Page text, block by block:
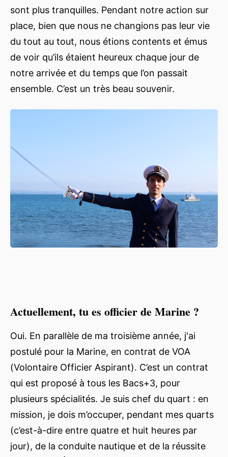
sont plus tranquilles. Pendant notre action sur
place, bien que nous ne changions pas leur vie
du tout au tout, nous étions contents et émus
de voir qu’ils étaient heureux chaque jour de
notre arrivée et du temps que l’on passait
ensemble. C’est un très beau souvenir.
Actuellement, tu es officier de Marine ?
Oui. En parallèle de ma troisième année, j'ai
postulé pour la Marine, en contrat de VOA
(Volontaire Officier Aspirant). C’est un contrat
qui est proposé à tous les Bacs+3, pour
plusieurs spécialités. Je suis chef du quart : en
mission, je dois m’occuper, pendant mes quarts
(c’est-à-dire entre quatre et huit heures par
jour), de la conduite nautique et de la réussite